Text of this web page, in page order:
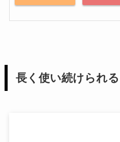
長く使い続けられ